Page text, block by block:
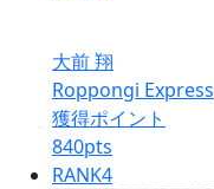
大前 翔
Roppongi Express
獲得ポイント
840pts
RANK4